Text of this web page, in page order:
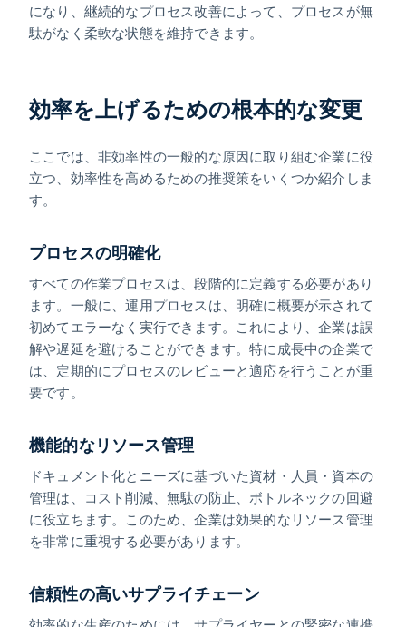
になり、継続的なプロセス改善によって、プロセスが無
駄がなく柔軟な状態を維持できます。
効率を上げるための根本的な変更
ここでは、非効率性の一般的な原因に取り組む企業に役
立つ、効率性を高めるための推奨策をいくつか紹介しま
す。
プロセスの明確化
すべての作業プロセスは、段階的に定義する必要があり
ます。一般に、運用プロセスは、明確に概要が示されて
初めてエラーなく実行できます。これにより、企業は誤
解や遅延を避けることができます。特に成長中の企業で
は、定期的にプロセスのレビューと適応を行うことが重
要です。
機能的なリソース管理
ドキュメント化とニーズに基づいた資材・人員・資本の
管理は、コスト削減、無駄の防止、ボトルネックの回避
に役立ちます。このため、企業は効果的なリソース管理
を非常に重視する必要があります。
信頼性の高いサプライチェーン